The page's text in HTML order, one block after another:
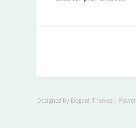
Designed by Elegant Themes|